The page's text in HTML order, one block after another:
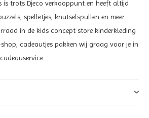
is trots Djeco verkooppunt en heeft altijd
spelletjes, knutselspullen en meer
in de kids concept store kinderkleding
cadeautjes pakken wij graag voor je in